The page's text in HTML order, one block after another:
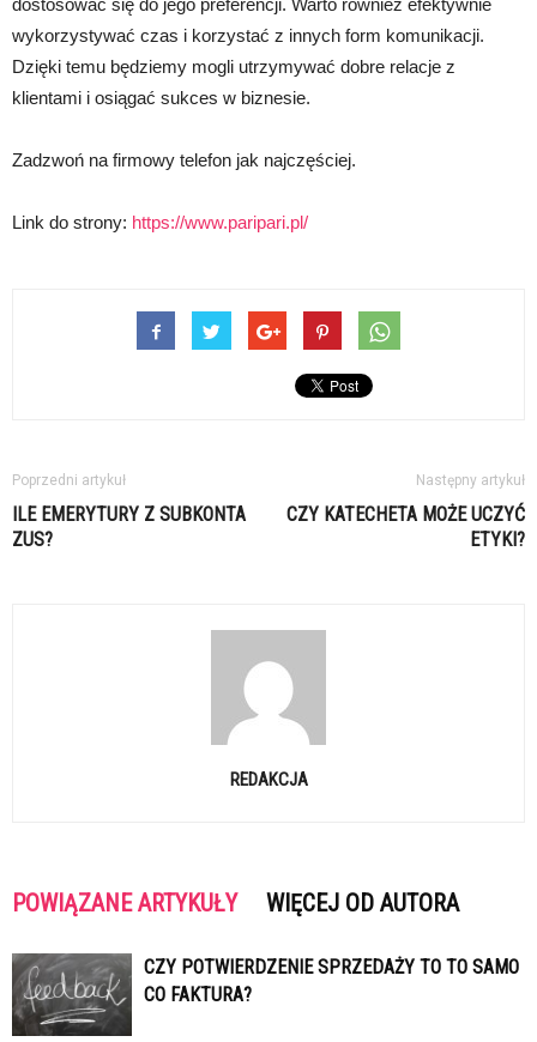
dostosować się do jego preferencji. Warto również efektywnie
wykorzystywać czas i korzystać z innych form komunikacji.
Dzięki temu będziemy mogli utrzymywać dobre relacje z
klientami i osiągać sukces w biznesie.
Zadzwoń na firmowy telefon jak najczęściej.
Link do strony: https://www.paripari.pl/
Poprzedni artykuł
ILE EMERYTURY Z SUBKONTA
ZUS?
Następny artykuł
CZY KATECHETA MOŻE UCZYĆ
ETYKI?
REDAKCJA
POWIĄZANE ARTYKUŁY WIĘCEJ OD AUTORA
CZY POTWIERDZENIE SPRZEDAŻY TO TO SAMO
CO FAKTURA?